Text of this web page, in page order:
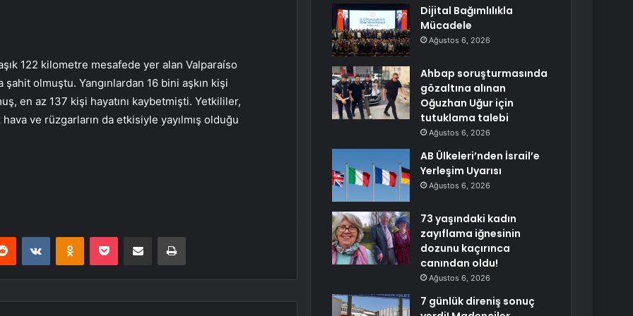
122 kilometre mesafede yer alan Valparaíso
olmuştu. Yangınlardan 16 bini aşkın kişi
en az 137 kişi hayatını kaybetmişti. Yetkililer,
hava ve rüzgarların da etkisiyle yayılmış olduğu
Reddit VKontakteOdnoklassniki
Pocket E-Posta ile paylaş Yazdır
Dijital Bağımlılıkla
Mücadele
Ağustos 6, 2026
Ahbap soruşturmasında
gözaltına alınan
Oğuzhan Uğur için
tutuklama talebi
Ağustos 6, 2026
AB Ülkeleri’nden İsrail’e
Yerleşim Uyarısı
Ağustos 6, 2026
73 yaşındaki kadın
zayıflama iğnesinin
dozunu kaçırınca
canından oldu!
Ağustos 6, 2026
7 günlük direniş sonuç